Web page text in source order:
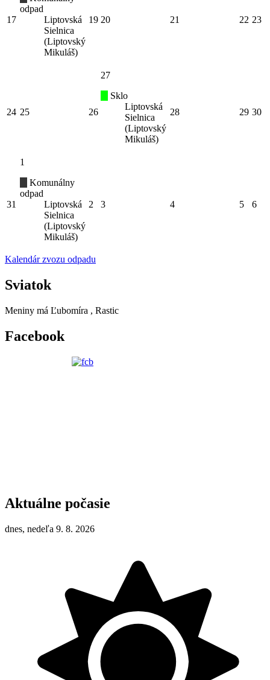
17
odpad
Liptovská
Sielnica
(Liptovský
Mikuláš)
19 20 21 22 23
24 25 26
27
Sklo
Liptovská
Sielnica
(Liptovský
Mikuláš)
28 29 30
31
1
Komunálny
odpad
Liptovská
Sielnica
(Liptovský
Mikuláš)
2 3 4 5 6
Kalendár zvozu odpadu
Sviatok
Meniny má Ľubomíra , Rastic
Facebook
Aktuálne počasie
dnes, nedeľa 9. 8. 2026